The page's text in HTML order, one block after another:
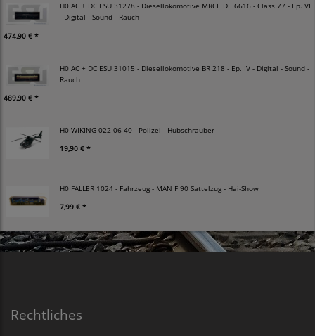
H0 AC + DC ESU 31278 - Diesellokomotive MRCE DE 6616 - Class 77 - Ep. VI
- Digital - Sound - Rauch
474,90 € *
H0 AC + DC ESU 31015 - Diesellokomotive BR 218 - Ep. IV - Digital - Sound -
Rauch
489,90 € *
H0 WIKING 022 06 40 - Polizei - Hubschrauber
19,90 € *
H0 FALLER 1024 - Fahrzeug - MAN F 90 Sattelzug - Hai-Show
7,99 € *
Rechtliches